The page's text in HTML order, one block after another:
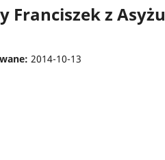
Franciszek z Asyżu
2014-10-13